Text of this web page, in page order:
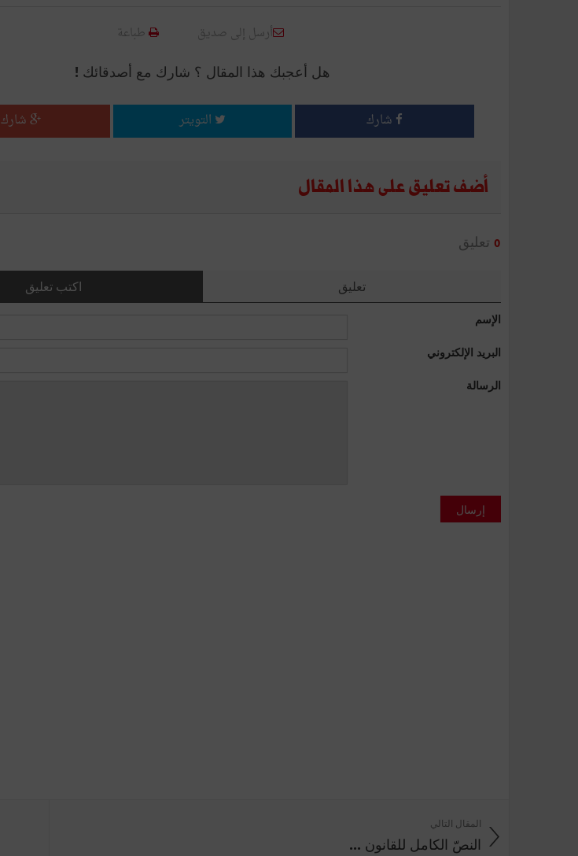
أرسل إلى صديق طباعة
هل أعجبك هذا المقال ؟ شارك مع أصدقائك !
شارك التويتر شارك
أضف تعليق على هذا المقال
0 تعليق
اكتب تعليق تعليق
الإسم
البريد الإلكتروني
الرسالة
إرسال
المقال التالي
النصّ الكامل للقانون ...